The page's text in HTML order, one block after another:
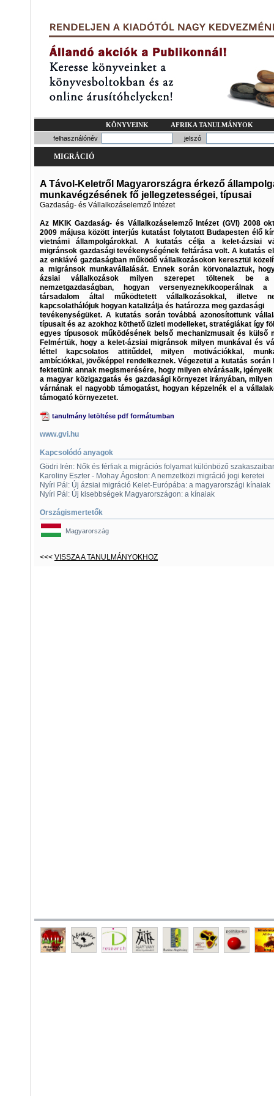
KÖNYVEINK
AFRIKA TANULMÁNYOK
felhasználónév
jelszó
MIGRÁCIÓ
A Távol-Keletről Magyarországra érkező
munkavégzésének fő jellegzetességei, típusai
Gazdaság- és Vállalkozáselemző Intézet
Az MKIK Gazdaság- és Vállalkozáselemző Intézet (GVI) 2008
2009 májusa között interjús kutatást folytatott Budapesten élő
vietnámi állampolgárokkal. A kutatás célja a kelet-ázsiai
migránsok gazdasági tevékenységének feltárása volt. A kutatás
az enklávé gazdaságban működő vállalkozásokon keresztül
a migránsok munkavállalását. Ennek során körvonalaztuk,
ázsiai vállalkozások milyen szerepet töltenek be a
nemzetgazdaságban, hogyan versenyeznek/kooperálnak a
társadalom által működtetett vállalkozásokkal, illetve
kapcsolathálójuk hogyan katalizálja és határozza meg gazdasági
tevékenységüket. A kutatás során továbbá azonosítottunk
típusait és az azokhoz köthető üzleti modelleket, stratégiákat így
egyes típusosok működésének belső mechanizmusait és külső
Felmértük, hogy a kelet-ázsiai migránsok milyen munkával és
léttel kapcsolatos attitűddel, milyen motivációkkal,
ambíciókkal, jövőképpel rendelkeznek. Végezetül a kutatás során
fektetünk annak megismerésére, hogy milyen elvárásaik,
a magyar közigazgatás és gazdasági környezet irányában,
várnának el nagyobb támogatást, hogyan képzelnék el a
támogató környezetet.
tanulmány letöltése pdf formátumban
www.gvi.hu
Kapcsolódó anyagok
Gödri Irén: Nők és férfiak a migrációs folyamat különböző
Karoliny Eszter - Mohay Ágoston: A nemzetközi migráció jogi keretei
Nyíri Pál: Új ázsiai migráció Kelet-Európába: a magyarországi kínaiak
Nyíri Pál: Új kisebbségek Magyarországon: a kínaiak
Országismertetők
Magyarország
<<< VISSZA A TANULMÁNYOKHOZ